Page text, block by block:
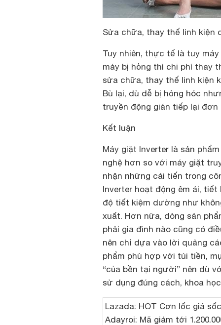
Sửa chữa, thay thế linh kiện
Tuy nhiên, thực tế là tuy
máy bị hỏng thì chi phí thay
sửa chữa, thay thế linh kiện
Bù lại, dù dễ bị hỏng hóc
truyền động gián tiếp lại
Kết luận
Máy giặt Inverter là sản
nghệ hơn so với máy giặt
nhận những cải tiến trong
Inverter hoạt động êm ái,
độ tiết kiệm dường như
xuất. Hơn nữa, dòng sản
phải gia đình nào cũng có
nên chỉ dựa vào lời quảng
phẩm phù hợp với túi tiền,
“của bền tại người” nên dù
sử dụng đúng cách, khoa
Lazada: HOT Cơn lốc giá
Adayroi: Mã giảm tới